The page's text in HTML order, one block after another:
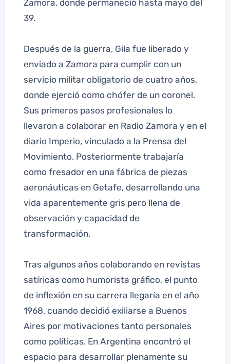
Zamora, donde permaneció hasta mayo del
39.
Después de la guerra, Gila fue liberado y
enviado a Zamora para cumplir con un
servicio militar obligatorio de cuatro años,
donde ejerció como chófer de un coronel.
Sus primeros pasos profesionales lo
llevaron a colaborar en Radio Zamora y en el
diario Imperio, vinculado a la Prensa del
Movimiento. Posteriormente trabajaría
como fresador en una fábrica de piezas
aeronáuticas en Getafe, desarrollando una
vida aparentemente gris pero llena de
observación y capacidad de
transformación.
Tras algunos años colaborando en revistas
satíricas como humorista gráfico, el punto
de inflexión en su carrera llegaría en el año
1968, cuando decidió exiliarse a Buenos
Aires por motivaciones tanto personales
como políticas. En Argentina encontró el
espacio para desarrollar plenamente su